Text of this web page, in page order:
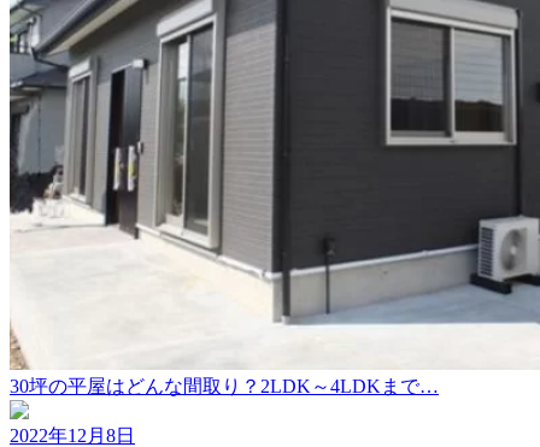
30坪の平屋はどんな間取り？2LDK～4LDKまで…
2022年12月8日